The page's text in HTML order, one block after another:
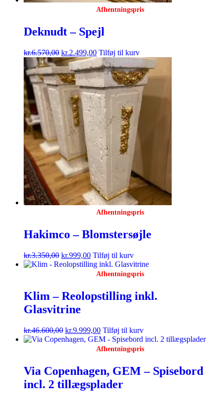
Afhentningspris
Deknudt – Spejl
kr.6.570,00 kr.2.499,00 Tilføj til kurv
Afhentningspris
Hakimco – Blomstersøjle
kr.3.350,00 kr.999,00 Tilføj til kurv
Afhentningspris
Klim – Reolopstilling inkl.
Glasvitrine
kr.46.600,00 kr.9.999,00 Tilføj til kurv
Afhentningspris
Via Copenhagen, GEM – Spisebord
incl. 2 tillægsplader